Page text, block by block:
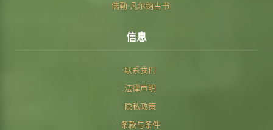
儒勒·凡尔纳古书
信息
联系我们
法律声明
隐私政策
条款与条件